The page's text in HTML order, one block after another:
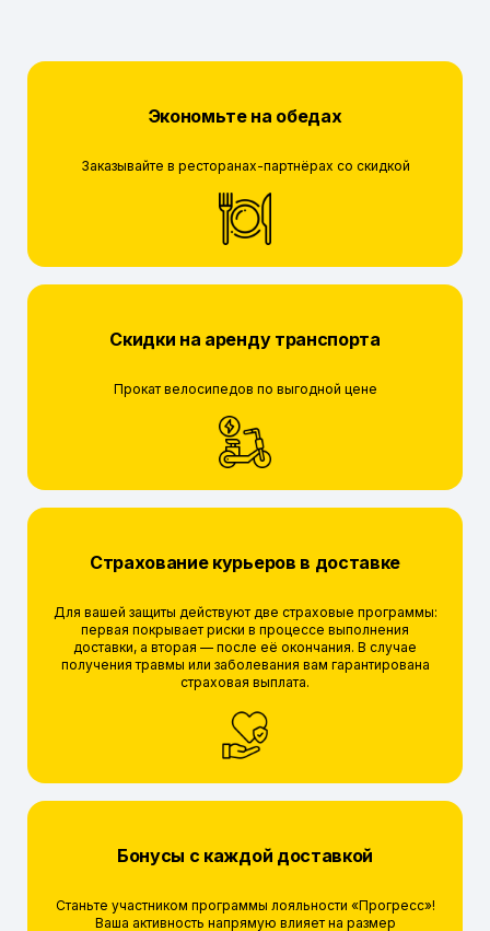
Экономьте на обедах
Заказывайте в ресторанах-партнёрах со скидкой
Скидки на аренду транспорта
Прокат велосипедов по выгодной цене
Страхование курьеров в доставке
Для вашей защиты действуют две страховые программы:
первая покрывает риски в процессе выполнения
доставки, а вторая — после её окончания. В случае
получения травмы или заболевания вам гарантирована
страховая выплата.
Бонусы с каждой доставкой
Станьте участником программы лояльности «Прогресс»!
Ваша активность напрямую влияет на размер